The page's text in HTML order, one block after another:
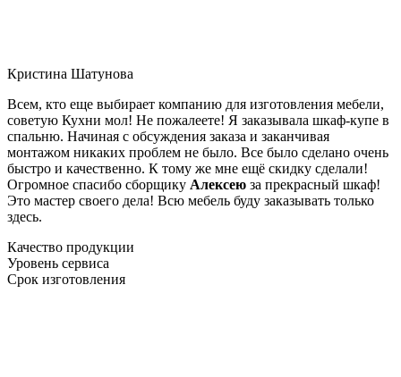
Кристина Шатунова
Всем, кто еще выбирает компанию для изготовления мебели,
советую Кухни мол! Не пожалеете! Я заказывала шкаф-купе в
спальню. Начиная с обсуждения заказа и заканчивая
монтажом никаких проблем не было. Все было сделано очень
быстро и качественно. К тому же мне ещё скидку сделали!
Огромное спасибо сборщику Алексею за прекрасный шкаф!
Это мастер своего дела! Всю мебель буду заказывать только
здесь.
Качество продукции
Уровень сервиса
Срок изготовления